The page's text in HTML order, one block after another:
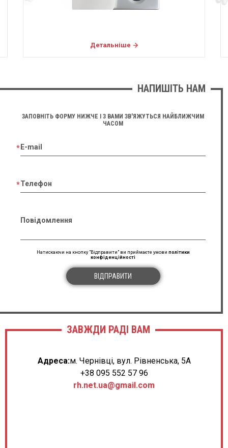
Детальніше
НАПИШІТЬ НАМ
ЗАПОВНІТЬ ФОРМУ НИЖЧЕ І З ВАМИ ЗВ'ЯЖУТЬСЯ НАЙБЛИЖЧИМ
ЧАСОМ
E-mail
Телефон
Повідомлення
Натискаючи на кнопку "Відправити" ви приймаєте умови політики
конфіденційності
ВІДПРАВИТИ
ЗАВЖДИ РАДІ ВАМ
Адреса:м. Чернівці, вул. Рівненська, 5А
+38 095 552 57 96
rh.net.ua@gmail.com